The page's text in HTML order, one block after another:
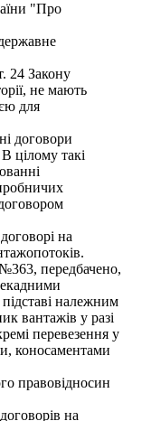
"Про
24 Закону
не мають
для
договори
цілому такі
на
передбачено,
належним
вантажів у разі
перевезення у
коносаментами
правовідносин
на